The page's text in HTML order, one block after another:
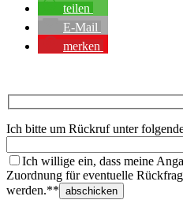
teilen
E-Mail
merken
Ich bitte um Rückruf unter
Ich willige ein, dass meine
Zuordnung für eventuelle
werden.**